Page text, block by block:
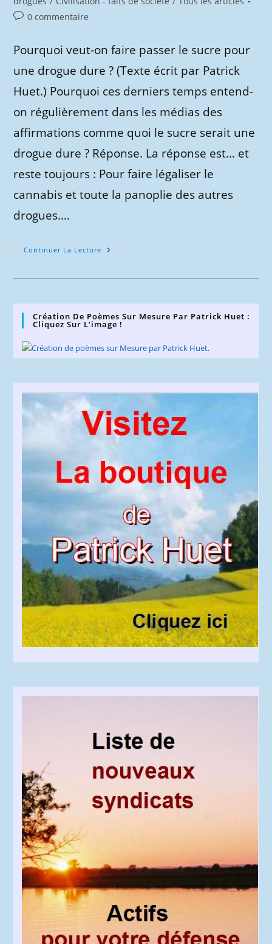
Commentaires
publication :
0 commentaire
Pourquoi veut-on faire passer le sucre pour
une drogue dure ? (Texte écrit par Patrick
Huet.) Pourquoi ces derniers temps entend-
on régulièrement dans les médias des
affirmations comme quoi le sucre serait une
drogue dure ? Réponse. La réponse est… et
reste toujours : Pour faire légaliser le
cannabis et toute la panoplie des autres
drogues.…
Continuer La Lecture Le
Sucre
Création De Poèmes Sur Mesure Par Patrick Huet :
Cliquez Sur L’image !